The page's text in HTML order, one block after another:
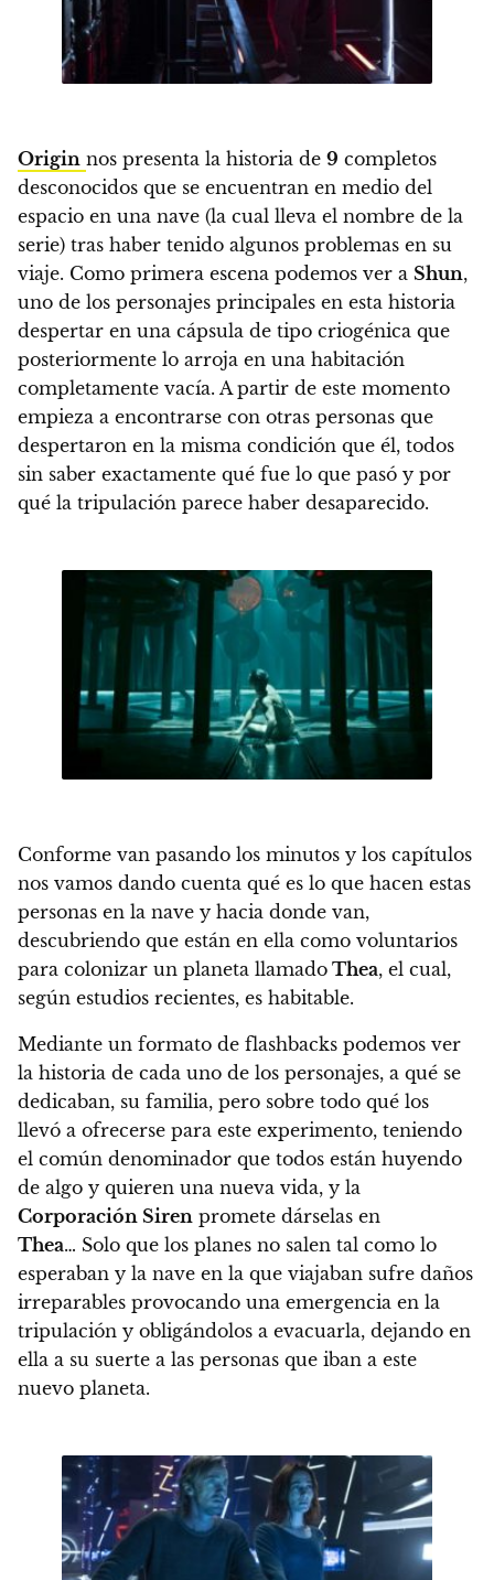
Origin nos presenta la historia de 9 completos
desconocidos que se encuentran en medio del
espacio en una nave (la cual lleva el nombre de la
serie) tras haber tenido algunos problemas en su
viaje. Como primera escena podemos ver a Shun,
uno de los personajes principales en esta historia
despertar en una cápsula de tipo criogénica que
posteriormente lo arroja en una habitación
completamente vacía. A partir de este momento
empieza a encontrarse con otras personas que
despertaron en la misma condición que él, todos
sin saber exactamente qué fue lo que pasó y por
qué la tripulación parece haber desaparecido.
Conforme van pasando los minutos y los capítulos
nos vamos dando cuenta qué es lo que hacen estas
personas en la nave y hacia donde van,
descubriendo que están en ella como voluntarios
para colonizar un planeta llamado Thea, el cual,
según estudios recientes, es habitable.
Mediante un formato de flashbacks podemos ver
la historia de cada uno de los personajes, a qué se
dedicaban, su familia, pero sobre todo qué los
llevó a ofrecerse para este experimento, teniendo
el común denominador que todos están huyendo
de algo y quieren una nueva vida, y la
Corporación Siren promete dárselas en
Thea… Solo que los planes no salen tal como lo
esperaban y la nave en la que viajaban sufre daños
irreparables provocando una emergencia en la
tripulación y obligándolos a evacuarla, dejando en
ella a su suerte a las personas que iban a este
nuevo planeta.